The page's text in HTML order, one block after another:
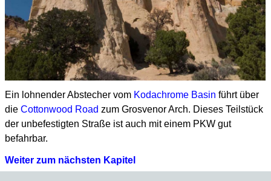
Ein lohnender Abstecher vom Kodachrome Basin führt über
die Cottonwood Road zum Grosvenor Arch. Dieses Teilstück
der unbefestigten Straße ist auch mit einem PKW gut
befahrbar.
Weiter zum nächsten Kapitel